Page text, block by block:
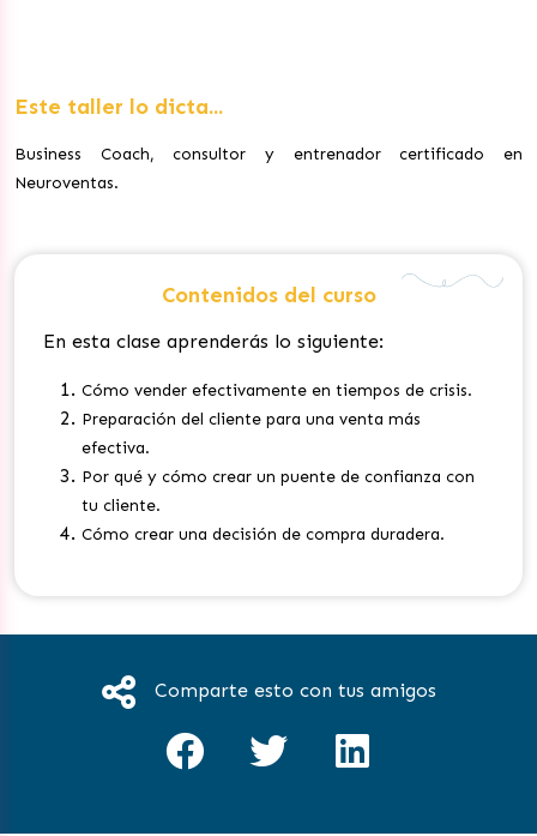
Este taller lo dicta...
Business Coach, consultor y entrenador certificado en
Neuroventas.
Contenidos del curso
En esta clase aprenderás lo siguiente:
Cómo vender efectivamente en tiempos de crisis.
Preparación del cliente para una venta más
efectiva.
Por qué y cómo crear un puente de confianza con
tu cliente.
Cómo crear una decisión de compra duradera.
Comparte esto con tus amigos